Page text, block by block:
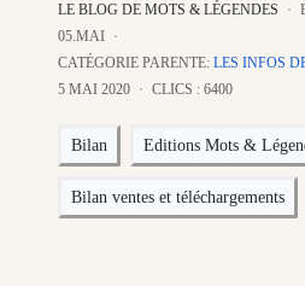
LE BLOG DE MOTS & LÉGENDES
05.MAI
CATÉGORIE PARENTE: LES INFOS
5 MAI 2020
CLICS : 6400
Bilan Editions Mots &
Bilan ventes et téléchargements